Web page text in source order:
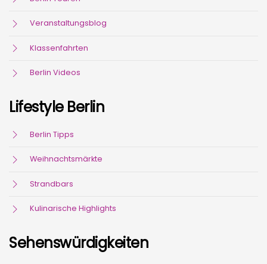
Veranstaltungsblog
Klassenfahrten
Berlin Videos
Lifestyle Berlin
Berlin Tipps
Weihnachtsmärkte
Strandbars
Kulinarische Highlights
Sehenswürdigkeiten